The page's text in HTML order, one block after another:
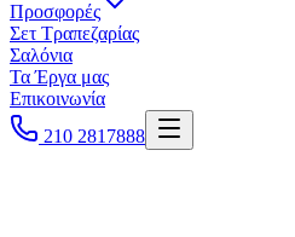
Προσφορές
Σετ Τραπεζαρίας
Σαλόνια
Τα Έργα μας
Επικοινωνία
210 2817888